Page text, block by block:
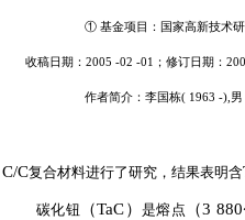
① 基金项目：国家高新技术
收稿日期： 2005 -02 -01 ； 修订日期：
作者简介：李国栋( 1963 -),
C/C复合材料进行了研究，结果表明含
碳化钮 （TaC）是熔点 （3 880